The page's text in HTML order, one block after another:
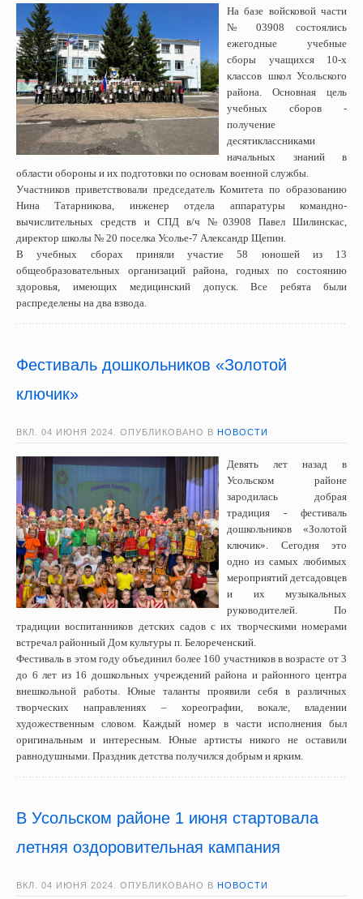
На базе войсковой части
№ 03908 состоялись
ежегодные учебные
сборы учащихся 10-х
классов школ Усольского
района. Основная цель
учебных сборов -
получение
десятиклассниками
начальных знаний в
области обороны и их подготовки по основам военной службы.
Участников приветствовали председатель Комитета по образованию
Нина Татарникова, инженер отдела аппаратуры командно-
вычислительных средств и СПД в/ч №03908 Павел Шилинскас,
директор школы № 20 поселка Усолье-7 Александр Щепин.
В учебных сборах приняли участие 58 юношей из 13
общеобразовательных организаций района, годных по состоянию
здоровья, имеющих медицинский допуск. Все ребята были
распределены на два взвода.
Фестиваль дошкольников «Золотой
ключик»
ВКЛ. 04 ИЮНЯ 2024 . ОПУБЛИКОВАНО В НОВОСТИ
Девять лет назад в
Усольском районе
зародилась добрая
традиция - фестиваль
дошкольников «Золотой
ключик». Сегодня это
одно из самых любимых
мероприятий детсадовцев
и их музыкальных
руководителей. По
традиции воспитанников детских садов с их творческими номерами
встречал районный Дом культуры п. Белореченский.
Фестиваль в этом году объединил более 160 участников в возрасте от 3
до 6 лет из 16 дошкольных учреждений района и районного центра
внешкольной работы. Юные таланты проявили себя в различных
творческих направлениях – хореографии, вокале, владении
художественным словом. Каждый номер в части исполнения был
оригинальным и интересным. Юные артисты никого не оставили
равнодушными. Праздник детства получился добрым и ярким.
В Усольском районе 1 июня стартовала
летняя оздоровительная кампания
ВКЛ. 04 ИЮНЯ 2024 . ОПУБЛИКОВАНО В НОВОСТИ